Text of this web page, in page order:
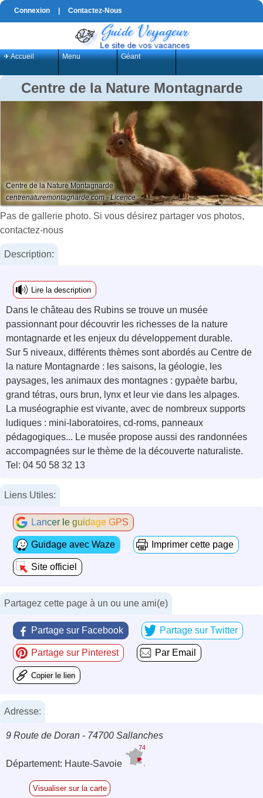
Connexion Contactez-Nous
✈ Accueil Menu Géant
Centre de la Nature Montagnarde
Centre de la Nature Montagnarde
centrenaturemontagnarde.com - Licence :
Pas de gallerie photo. Si vous désirez partager vos photos,
contactez-nous
Description:
Lire la description
Dans le château des Rubins se trouve un musée
passionnant pour découvrir les richesses de la nature
montagnarde et les enjeux du développement durable.
Sur 5 niveaux, différents thèmes sont abordés au Centre de
la nature Montagnarde : les saisons, la géologie, les
paysages, les animaux des montagnes : gypaète barbu,
grand tétras, ours brun, lynx et leur vie dans les alpages.
La muséographie est vivante, avec de nombreux supports
ludiques : mini-laboratoires, cd-roms, panneaux
pédagogiques... Le musée propose aussi des randonnées
accompagnées sur le thème de la découverte naturaliste.
Tel: 04 50 58 32 13
Liens Utiles:
Lancer le guidage GPS
Guidage avec Waze Imprimer cette page
Site officiel
Partagez cette page à un ou une ami(e)
Partage sur Facebook Partage sur Twitter
Partage sur Pinterest Par Email
Copier le lien
Adresse:
9 Route de Doran - 74700 Sallanches
Département: Haute-Savoie
74
Visualiser sur la carte